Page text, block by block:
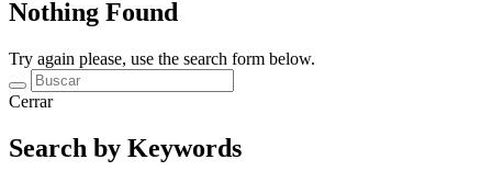
Nothing Found
Try again please, use the search form below.
Cerrar
Search by Keywords